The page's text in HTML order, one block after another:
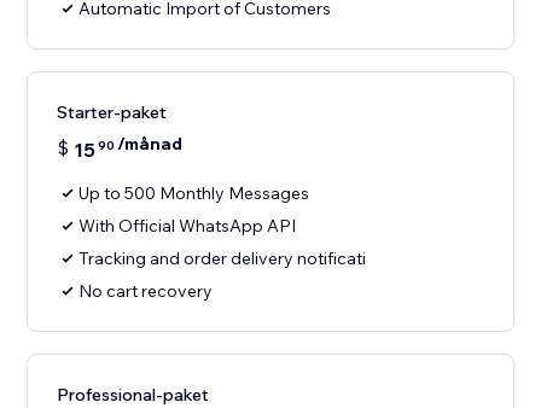
Automatic Import of Customers
Starter-paket
$ 1590 /månad
Up to 500 Monthly Messages
With Official WhatsApp API
Tracking and order delivery notificati
No cart recovery
Professional-paket